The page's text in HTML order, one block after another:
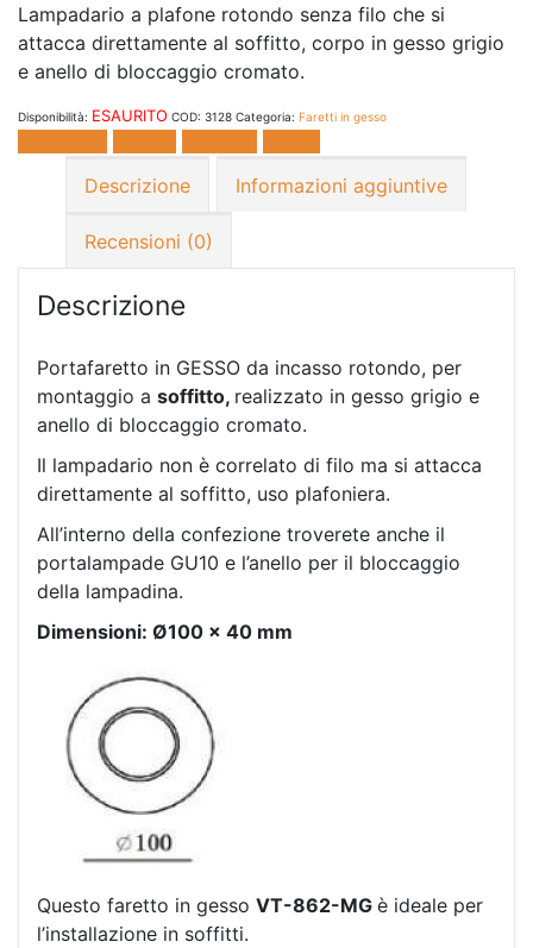
Lampadario a plafone rotondo senza filo che si
attacca direttamente al soffitto, corpo in gesso grigio
e anello di bloccaggio cromato.
Disponibilità: ESAURITO COD: 3128 Categoria: Faretti in gesso
Descrizione
Informazioni aggiuntive
Recensioni (0)
Descrizione
Portafaretto in GESSO da incasso rotondo, per
montaggio a soffitto, realizzato in gesso grigio e
anello di bloccaggio cromato.
Il lampadario non è correlato di filo ma si attacca
direttamente al soffitto, uso plafoniera.
All’interno della confezione troverete anche il
portalampade GU10 e l’anello per il bloccaggio
della lampadina.
Dimensioni: Ø100 x 40 mm
Questo faretto in gesso VT-862-MG è ideale per
l’installazione in soffitti.